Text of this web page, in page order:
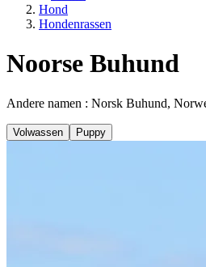
Hond
Hondenrassen
Noorse Buhund
Andere namen : Norsk Buhund,
Volwassen Puppy